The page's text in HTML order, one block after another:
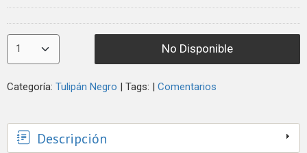
No Disponible
Categoría: Tulipán Negro | Tags: | Comentarios
Descripción